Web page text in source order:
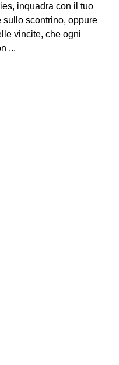
inquadra con il tuo
sullo scontrino, oppure
vincite, che ogni
...